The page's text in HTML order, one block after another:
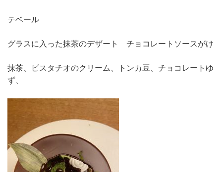
テベール
グラスに入った抹茶のデザート チョコレートソースがけ
抹茶、ピスタチオのクリーム、トンカ豆、チョコレートゆ
ず、